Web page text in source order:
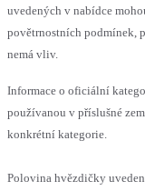
uvedených v nabídce
povětrnostních podmínek,
nemá vliv.
Informace o oficiální
používanou v příslušné
konkrétní kategorie.
Polovina hvězdičky